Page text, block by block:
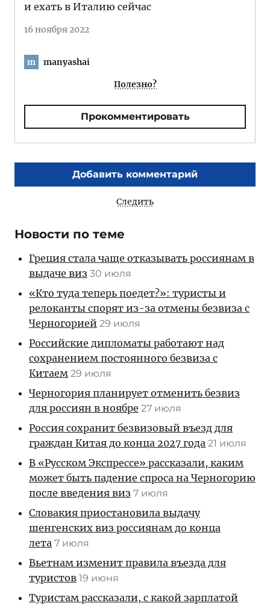
и ехать в Италию сейчас
16 ноября 2022
m manyashai
Полезно?
Прокомментировать
Добавить комментарий
Следить
Новости по теме
Греция стала чаще отказывать россиянам в
выдаче виз 30 июля
«Кто туда теперь поедет?»: туристы и
релоканты спорят из-за отмены безвиза с
Черногорией 29 июля
Российские дипломаты работают над
сохранением постоянного безвиза с
Китаем 29 июля
Черногория планирует отменить безвиз
для россиян в ноябре 27 июля
Россия сохранит безвизовый въезд для
граждан Китая до конца 2027 года 21 июля
В «Русском Экспрессе» рассказали, каким
может быть падение спроса на Черногорию
после введения виз 7 июля
Словакия приостановила выдачу
шенгенских виз россиянам до конца
лета 7 июля
Вьетнам изменит правила въезда для
туристов 19 июня
Туристам рассказали, с какой зарплатой